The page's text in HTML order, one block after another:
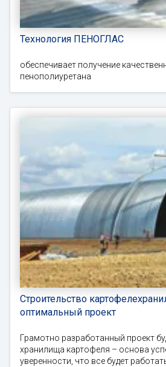
Технология ПЕНОГЛАС
обеспечивает получение
пенополиуретана
Строительство
оптимальный проект
Грамотно разработанный проект
хранилища картофеля – основа
уверенности, что все будет